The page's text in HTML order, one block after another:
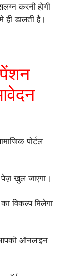
करनी होगी
ही डालती है।
पोर्टल
खुल जाएगा।
विकल्प मिलेगा
ऑनलाइन